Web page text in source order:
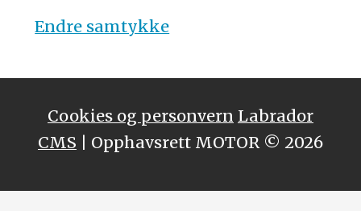
Endre samtykke
Cookies og personvern Labrador
CMS | Opphavsrett MOTOR © 2026